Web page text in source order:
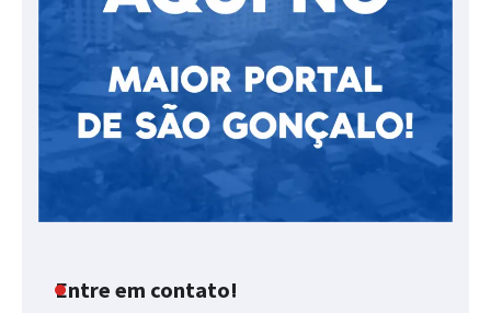
Entre em contato!